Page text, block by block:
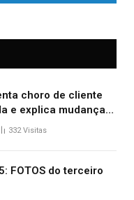
choro de cliente
e explica mudança
esperava atingir
332Visitas
FOTOS do terceiro